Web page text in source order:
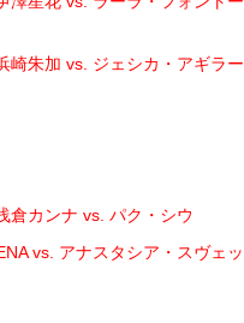
崎朱加 vs. ジェシカ・アギラー
倉カンナ vs. パク・シウ
vs. アナスタシア・スヴェッ